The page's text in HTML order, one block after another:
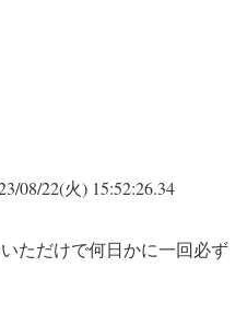
08/22(火) 15:52:26.34
ただけで何日かに一回必ず